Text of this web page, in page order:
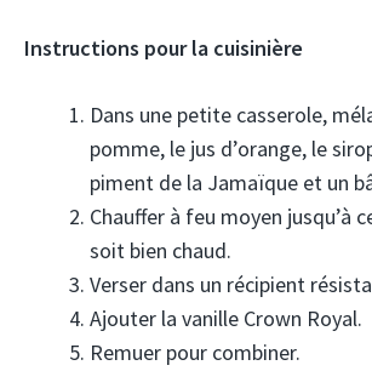
Instructions pour la cuisinière
Dans une petite casserole,
pomme, le jus d’orange, le
piment de la Jamaïque et un
Chauffer à feu moyen jusqu’à
soit bien chaud.
Verser dans un récipient
Ajouter la vanille Crown Royal.
Remuer pour combiner.